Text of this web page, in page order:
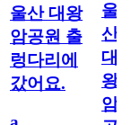
울산 대왕
암공원 출
렁다리에
갔어요.
울
산
대
왕
암